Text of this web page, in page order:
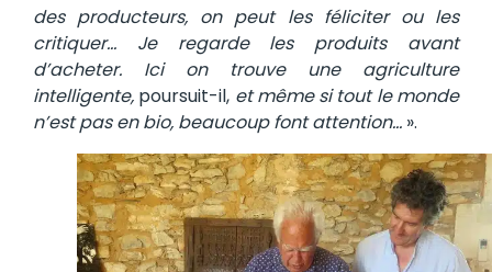
des producteurs, on peut les féliciter ou les
critiquer… Je regarde les produits avant
d’acheter. Ici on trouve une agriculture
intelligente, poursuit-il, et même si tout le monde
n’est pas en bio, beaucoup font attention… ».